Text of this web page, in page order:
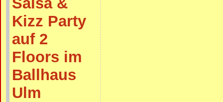
Kizz Party
auf 2
Floors im
Ballhaus
Ulm